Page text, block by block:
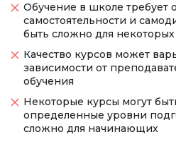
Обучение в школе требует
самостоятельности и
быть сложно для
Качество курсов может
зависимости от
обучения
Некоторые курсы могут
определенные уровни
сложно для начинающих